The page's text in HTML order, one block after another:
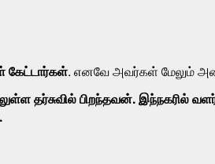
கேட்டார்கள். எனவே அவர்கள் மேலும்
தர்சுவில் பிறந்தவன். இந்நகரில்